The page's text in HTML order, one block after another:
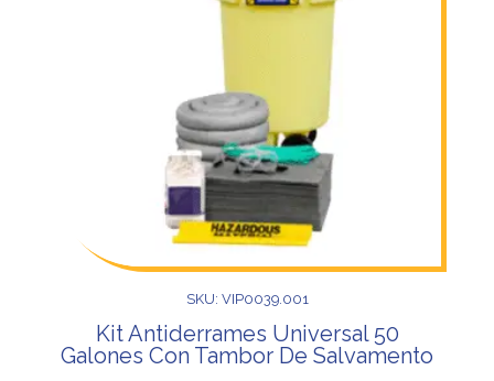
SKU: VIP0039.001
Kit Antiderrames Universal 50
Galones Con Tambor De Salvamento